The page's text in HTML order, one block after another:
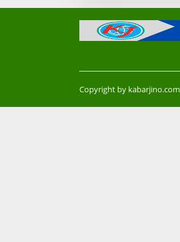
Copyright by kabarjino.com